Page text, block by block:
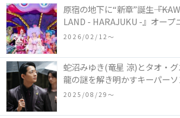
原宿の地下に“新章”誕生――『
LAND - HARAJUKU -』オープ
2026/02/12〜
蛇沼みゆき(⻯星 涼)とタオ・
⿓の謎を解き明かすキーパー
⿓ジェネリックロマンス』初
2025/08/29〜